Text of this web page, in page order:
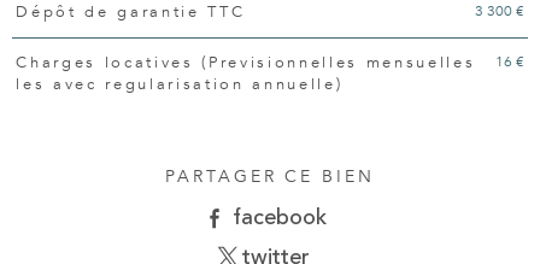
Dépôt de garantie TTC 3 300 €
Charges locatives (Previsionnelles mensuelles
les avec regularisation annuelle)
16 €
PARTAGER CE BIEN
facebook
twitter